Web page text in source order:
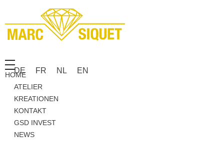
DE FR NL EN
HOME
ATELIER
KREATIONEN
KONTAKT
GSD INVEST
NEWS